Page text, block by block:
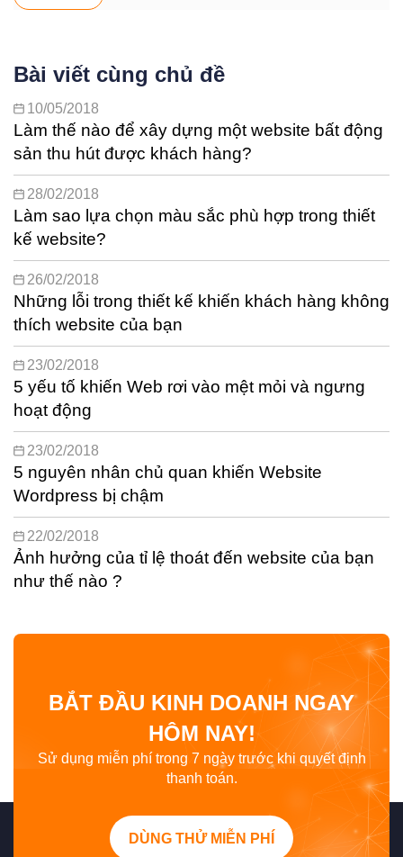
Bài viết cùng chủ đề
10/05/2018
Làm thế nào để xây dựng một website bất động
sản thu hút được khách hàng?
28/02/2018
Làm sao lựa chọn màu sắc phù hợp trong thiết
kế website?
26/02/2018
Những lỗi trong thiết kế khiến khách hàng không
thích website của bạn
23/02/2018
5 yếu tố khiến Web rơi vào mệt mỏi và ngưng
hoạt động
23/02/2018
5 nguyên nhân chủ quan khiến Website
Wordpress bị chậm
22/02/2018
Ảnh hưởng của tỉ lệ thoát đến website của bạn
như thế nào ?
BẮT ĐẦU KINH DOANH NGAY
HÔM NAY!
Sử dụng miễn phí trong 7 ngày trước khi quyết định
thanh toán.
DÙNG THỬ MIỄN PHÍ